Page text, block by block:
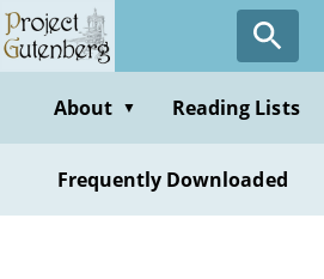
Skip
to
contentAbout ▼ Reading Lists
Frequently Downloaded